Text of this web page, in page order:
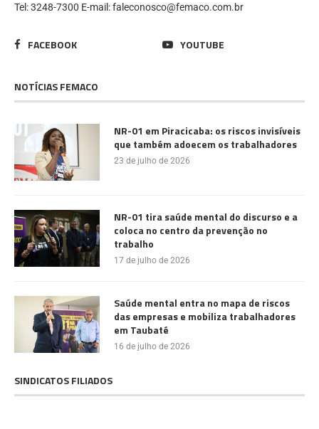
Tel: 3248-7300 E-mail: faleconosco@femaco.com.br
FACEBOOK YOUTUBE
NOTÍCIAS FEMACO
NR-01 em Piracicaba: os riscos invisíveis
que também adoecem os trabalhadores
23 de julho de 2026
NR-01 tira saúde mental do discurso e a
coloca no centro da prevenção no
trabalho
17 de julho de 2026
Saúde mental entra no mapa de riscos
das empresas e mobiliza trabalhadores
em Taubaté
16 de julho de 2026
SINDICATOS FILIADOS